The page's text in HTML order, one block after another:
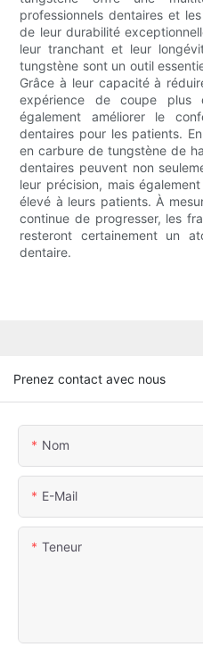
professionnels dentaires et
de leur durabilité
leur tranchant et leur
tungstène sont un outil
Grâce à leur capacité à
expérience de coupe plus
également améliorer le
dentaires pour les patients.
en carbure de tungstène de
dentaires peuvent non
leur précision, mais
élevé à leurs patients. À
continue de progresser, les
resteront certainement un
dentaire.
Prenez contact avec nous
Nom
E-Mail
Teneur